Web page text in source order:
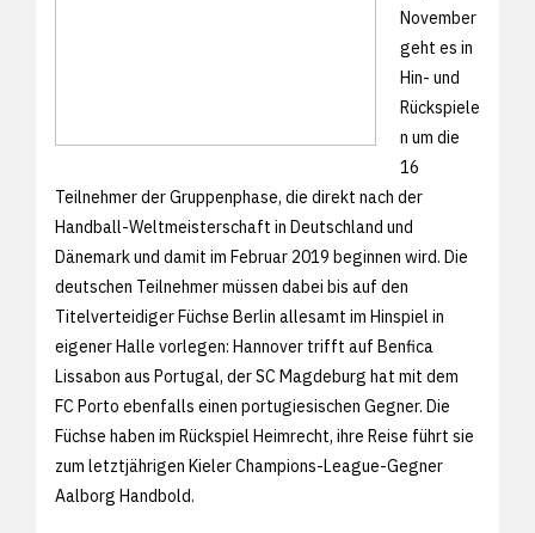
November
geht es in
Hin- und
Rückspiele
n um die
16
Teilnehmer der Gruppenphase, die direkt nach der
Handball-Weltmeisterschaft in Deutschland und
Dänemark und damit im Februar 2019 beginnen wird. Die
deutschen Teilnehmer müssen dabei bis auf den
Titelverteidiger Füchse Berlin allesamt im Hinspiel in
eigener Halle vorlegen: Hannover trifft auf Benfica
Lissabon aus Portugal, der SC Magdeburg hat mit dem
FC Porto ebenfalls einen portugiesischen Gegner. Die
Füchse haben im Rückspiel Heimrecht, ihre Reise führt sie
zum letztjährigen Kieler Champions-League-Gegner
Aalborg Handbold.